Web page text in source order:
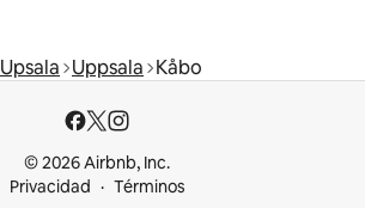
Upsala Uppsala Kåbo
© 2026 Airbnb, Inc.
Privacidad
Términos